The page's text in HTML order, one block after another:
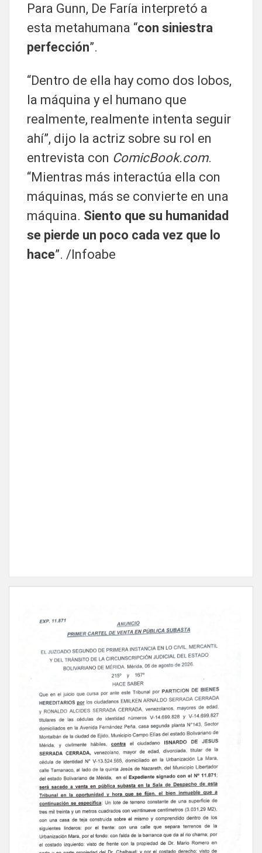
Para Gunn, De Faría interpretó a
esta metahumana “con siniestra
perfección”.
“Dentro de ella hay como dos lobos,
la máquina y el humano que
realmente, realmente intenta seguir
ahí”, dijo la actriz sobre su rol en
entrevista con ComicBook.com.
“Mientras más interactúa ella con
máquinas, más se convierte en una
máquina. Siento que su humanidad
se pierde un poco cada vez que lo
hace”. /Infoabe